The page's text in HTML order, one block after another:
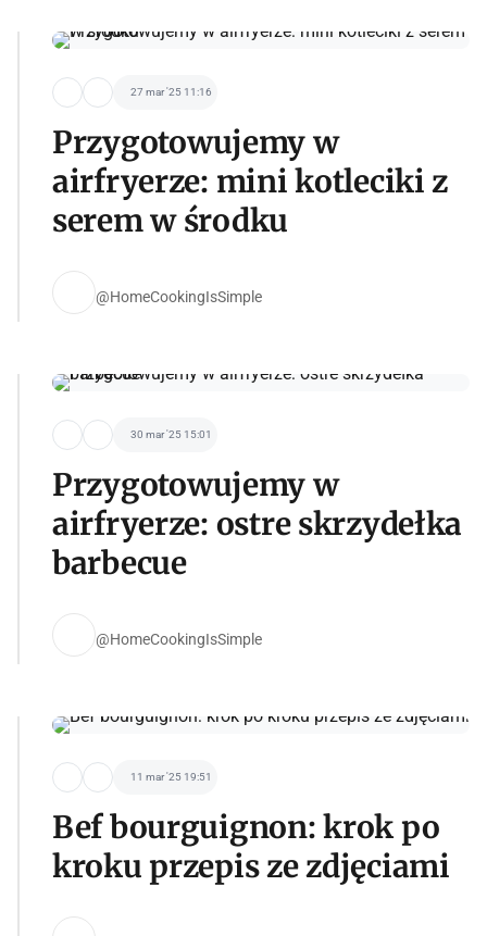
27 mar '25 11:16
Przygotowujemy w
airfryerze: mini kotleciki z
serem w środku
@HomeCookingIsSimple
30 mar '25 15:01
Przygotowujemy w
airfryerze: ostre skrzydełka
barbecue
@HomeCookingIsSimple
11 mar '25 19:51
Bef bourguignon: krok po
kroku przepis ze zdjęciami